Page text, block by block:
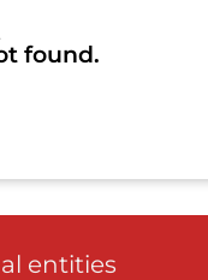
found.
entities